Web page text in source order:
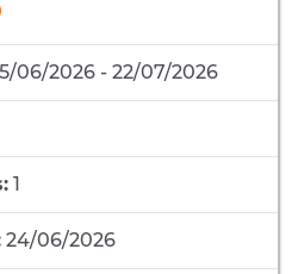
06/2026 - 22/07/2026
1
24/06/2026